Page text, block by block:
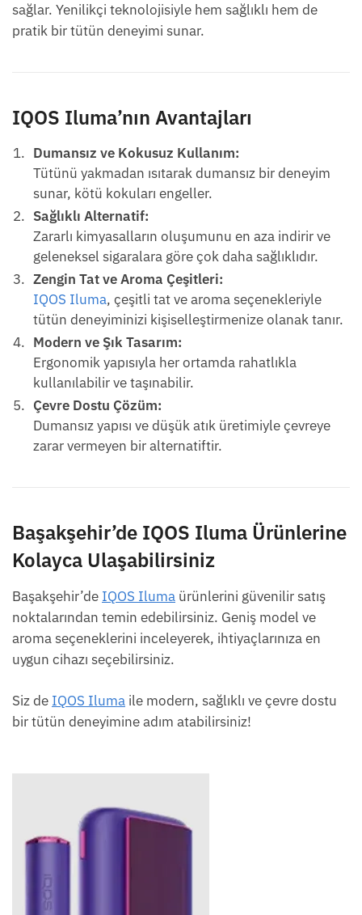
sağlar. Yenilikçi teknolojisiyle hem sağlıklı hem de
pratik bir tütün deneyimi sunar.
IQOS Iluma’nın Avantajları
Dumansız ve Kokusuz Kullanım:
Tütünü yakmadan ısıtarak dumansız bir deneyim
sunar, kötü kokuları engeller.
Sağlıklı Alternatif:
Zararlı kimyasalların oluşumunu en aza indirir ve
geleneksel sigaralara göre çok daha sağlıklıdır.
Zengin Tat ve Aroma Çeşitleri:
IQOS Iluma, çeşitli tat ve aroma seçenekleriyle
tütün deneyiminizi kişiselleştirmenize olanak tanır.
Modern ve Şık Tasarım:
Ergonomik yapısıyla her ortamda rahatlıkla
kullanılabilir ve taşınabilir.
Çevre Dostu Çözüm:
Dumansız yapısı ve düşük atık üretimiyle çevreye
zarar vermeyen bir alternatiftir.
Başakşehir’de IQOS Iluma Ürünlerine
Kolayca Ulaşabilirsiniz
Başakşehir’de IQOS Iluma ürünlerini güvenilir satış
noktalarından temin edebilirsiniz. Geniş model ve
aroma seçeneklerini inceleyerek, ihtiyaçlarınıza en
uygun cihazı seçebilirsiniz.
Siz de IQOS Iluma ile modern, sağlıklı ve çevre dostu
bir tütün deneyimine adım atabilirsiniz!